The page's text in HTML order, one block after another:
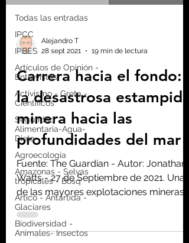
Todas las entradas
IPCC
IPBES
Artículos de Opinión -
Entrevistas
Activismo - Greta -
Científicos
Seguridad
Alimentaria-Agua-
Dieta
Agroecología
Amazonas - Selvas
tropicales - Bosq
Artico - Antártida -
Glaciares
Biodiversidad -
Animales- Insectos
Alejandro T
28 sept 2021
19 min de lectura
Carrera hacia el fondo:
la desastrosa estampida
minera hacia las
profundidades del mar
Fuente: The Guardian - Autor: Jonathan
Watts - 27 de Septiembre de 2021. Una
de las mayores explotaciones mineras
jamás vistas en la...